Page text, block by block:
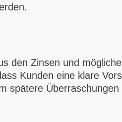
den Zinsen und
Kunden eine klare
spätere Überraschungen